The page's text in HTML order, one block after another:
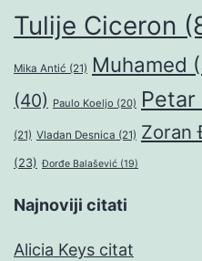
Tulije Ciceron
Mika Antić (21) Muhamed
(40) Paulo Koeljo (20) Petar
(21) Vladan Desnica (21) Zoran
(23) Đorđe Balašević (19)
Najnoviji citati
Alicia Keys citat